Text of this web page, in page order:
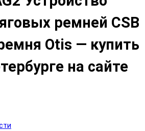
ремней CSB
Otis — купить
на сайте